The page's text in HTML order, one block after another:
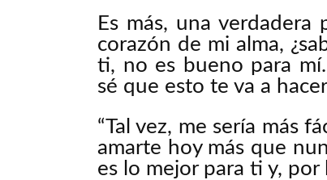
Es más, una verdadera
corazón de mi alma,
ti, no es bueno para
sé que esto te va a
“Tal vez, me sería más
amarte hoy más que
es lo mejor para ti y,